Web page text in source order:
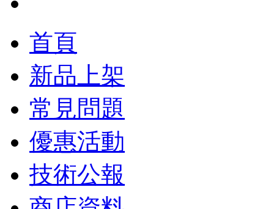
首頁
新品上架
常見問題
優惠活動
技術公報